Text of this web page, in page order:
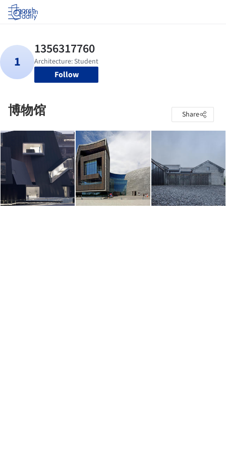
Log in
Follow
博物馆 Share